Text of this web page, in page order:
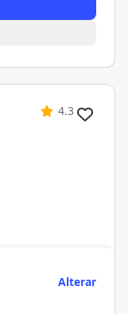
4.3
Alterar